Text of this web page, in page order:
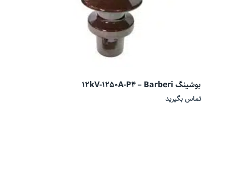
بوشینگ 12kV-1250A-P4 – Barberi
تماس بگیرید